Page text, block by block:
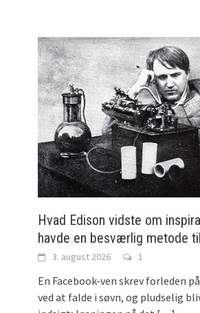
Hvad Edison vidste om
havde en besværlig metode
3. august 2026 1
En Facebook-ven skrev forleden
ved at falde i søvn, og pludselig